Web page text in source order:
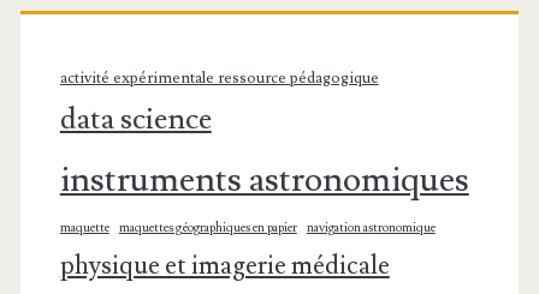
activité expérimentale ressource pédagogique
data science
instruments astronomiques
maquette maquettes géographiques en papier navigation astronomique
physique et imagerie médicale